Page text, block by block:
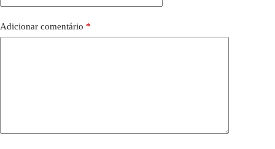
Adicionar comentário *